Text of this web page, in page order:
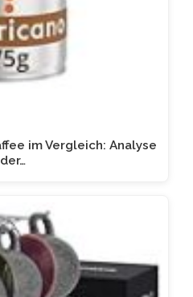
im Vergleich: Analyse
der…